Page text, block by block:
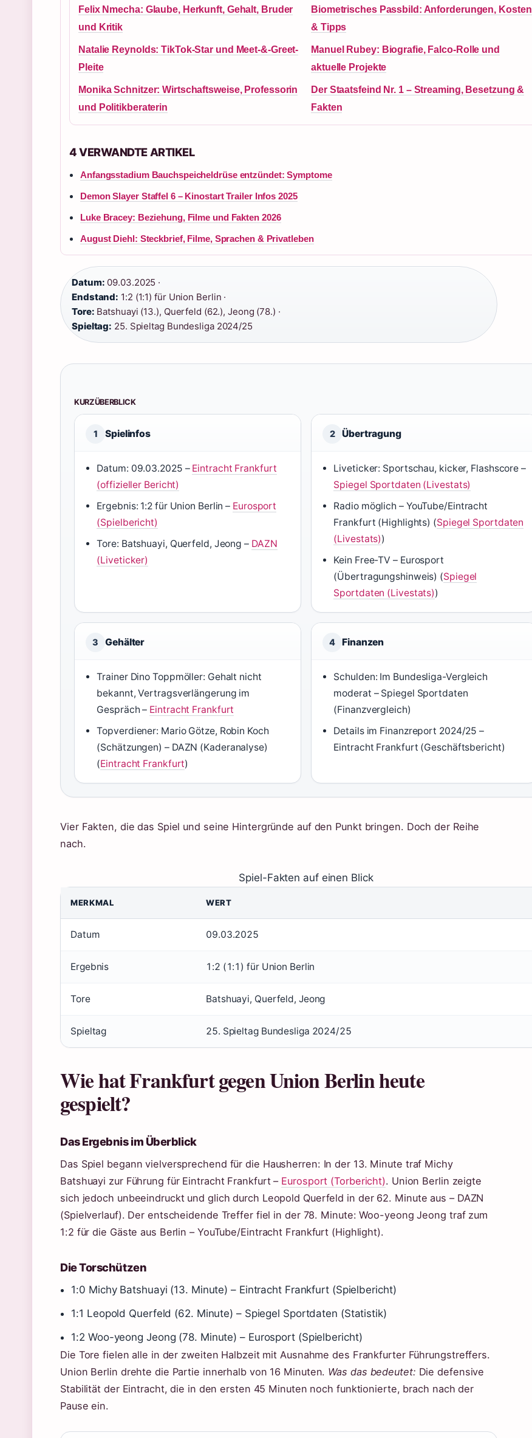
Felix Nmecha: Glaube, Herkunft, Gehalt, Bruder
und Kritik
Biometrisches Passbild: Anforderungen, Kosten
& Tipps
Natalie Reynolds: TikTok-Star und Meet-&-Greet-
Pleite
Manuel Rubey: Biografie, Falco-Rolle und
aktuelle Projekte
Monika Schnitzer: Wirtschaftsweise, Professorin
und Politikberaterin
Der Staatsfeind Nr. 1 – Streaming, Besetzung &
Fakten
4 VERWANDTE ARTIKEL
Anfangsstadium Bauchspeicheldrüse entzündet: Symptome
Demon Slayer Staffel 6 – Kinostart Trailer Infos 2025
Luke Bracey: Beziehung, Filme und Fakten 2026
August Diehl: Steckbrief, Filme, Sprachen & Privatleben
Datum: 09.03.2025 ·
Endstand: 1:2 (1:1) für Union Berlin ·
Tore: Batshuayi (13.), Querfeld (62.), Jeong (78.) ·
Spieltag: 25. Spieltag Bundesliga 2024/25
KURZÜBERBLICK
1 Spielinfos
Datum: 09.03.2025 – Eintracht Frankfurt
(offizieller Bericht)
Ergebnis: 1:2 für Union Berlin – Eurosport
(Spielbericht)
Tore: Batshuayi, Querfeld, Jeong – DAZN
(Liveticker)
2 Übertragung
Liveticker: Sportschau, kicker, Flashscore –
Spiegel Sportdaten (Livestats)
Radio möglich – YouTube/Eintracht
Frankfurt (Highlights) (Spiegel Sportdaten
(Livestats))
Kein Free-TV – Eurosport
(Übertragungshinweis) (Spiegel
Sportdaten (Livestats))
3 Gehälter
Trainer Dino Toppmöller: Gehalt nicht
bekannt, Vertragsverlängerung im
Gespräch – Eintracht Frankfurt
Topverdiener: Mario Götze, Robin Koch
(Schätzungen) – DAZN (Kaderanalyse)
(Eintracht Frankfurt)
4 Finanzen
Schulden: Im Bundesliga-Vergleich
moderat – Spiegel Sportdaten
(Finanzvergleich)
Details im Finanzreport 2024/25 –
Eintracht Frankfurt (Geschäftsbericht)
Vier Fakten, die das Spiel und seine Hintergründe auf den Punkt bringen. Doch der Reihe
nach.
Spiel-Fakten auf einen Blick
MERKMAL WERT
Datum 09.03.2025
Ergebnis 1:2 (1:1) für Union Berlin
Tore Batshuayi, Querfeld, Jeong
Spieltag 25. Spieltag Bundesliga 2024/25
Wie hat Frankfurt gegen Union Berlin heute
gespielt?
Das Ergebnis im Überblick
Das Spiel begann vielversprechend für die Hausherren: In der 13. Minute traf Michy
Batshuayi zur Führung für Eintracht Frankfurt – Eurosport (Torbericht). Union Berlin zeigte
sich jedoch unbeeindruckt und glich durch Leopold Querfeld in der 62. Minute aus – DAZN
(Spielverlauf). Der entscheidende Treffer fiel in der 78. Minute: Woo-yeong Jeong traf zum
1:2 für die Gäste aus Berlin – YouTube/Eintracht Frankfurt (Highlight).
Die Torschützen
1:0 Michy Batshuayi (13. Minute) – Eintracht Frankfurt (Spielbericht)
1:1 Leopold Querfeld (62. Minute) – Spiegel Sportdaten (Statistik)
1:2 Woo-yeong Jeong (78. Minute) – Eurosport (Spielbericht)
Die Tore fielen alle in der zweiten Halbzeit mit Ausnahme des Frankfurter Führungstreffers.
Union Berlin drehte die Partie innerhalb von 16 Minuten. Was das bedeutet: Die defensive
Stabilität der Eintracht, die in den ersten 45 Minuten noch funktionierte, brach nach der
Pause ein.